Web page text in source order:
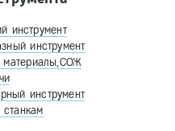
инструмент
инструмент
материалы,СОЖ
инструмент
станкам